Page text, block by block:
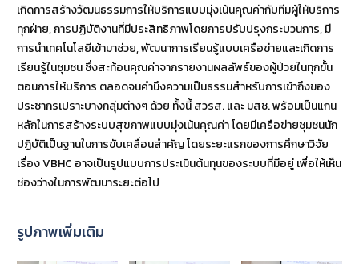
เกิดการสร้างวัฒนธรรมการให้บริการแบบมุ่งเน้นคุณค่ากับทีมผู้ให้บริการ
ทุกฝ่าย, การปฏิบัติงานที่มีประสิทธิภาพโดยการปรับปรุงกระบวนการ, มี
การนำเทคโนโลยีเข้ามาช่วย, พัฒนาการเรียนรู้แบบเครือข่ายและเกิดการ
เรียนรู้ในชุมชน ซึ่งสะท้อนคุณค่าจากรายงานผลลัพธ์ของผู้ป่วยในทุกขั้น
ตอนการให้บริการ ตลอดจนคำนึงความเป็นธรรมสำหรับการเข้าถึงของ
ประชากรเปราะบางกลุ่มต่างๆ ด้วย ทั้งนี้ สวรส. และ มสช. พร้อมเป็นแกน
หลักในการสร้างระบบสุขภาพแบบมุ่งเน้นคุณค่า โดยมีเครือข่ายชุมชนนัก
ปฏิบัติเป็นฐานในการขับเคลื่อนสำคัญ โดยระยะแรกของการศึกษาวิจัย
เรื่อง VBHC อาจเป็นรูปแบบการประเมินต้นทุนของระบบที่มีอยู่ เพื่อให้เห็น
ช่องว่างในการพัฒนาระยะต่อไป
รูปภาพเพิ่มเติม